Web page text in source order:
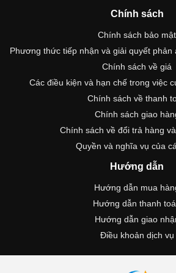
Chính sách
Chính sách bảo mật
Phương thức tiếp nhận và giải quyết phản
Chính sách về giá
Các điều kiện và hạn chế trong việc
Chính sách về thanh
Chính sách giao
Chính sách về đổi trả hàng
Quyền và nghĩa vụ của
Hướng dẫn
Hướng dẫn mua
Hướng dẫn thanh
Hướng dẫn giao
Điều khoản dịch vụ